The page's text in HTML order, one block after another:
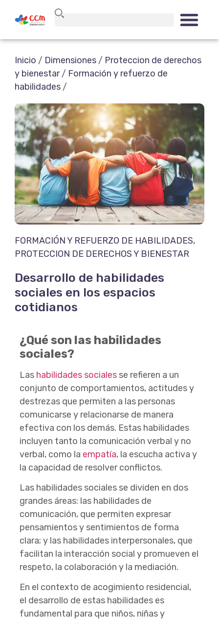
Inicio / Dimensiones / Proteccion de derechos
y bienestar/ Formación y refuerzo de
habilidades /
FORMACIÓN Y REFUERZO DE HABILIDADES,
PROTECCION DE DERECHOS Y BIENESTAR
Desarrollo de habilidades
sociales en los espacios
cotidianos
¿Qué son las habilidades
sociales?
Las habilidades sociales se refieren a un
conjunto de comportamientos, actitudes y
destrezas que permiten a las personas
comunicarse y relacionarse de manera
efectiva con los demás. Estas habilidades
incluyen tanto la comunicación verbal y no
verbal, como la empatía, la escucha activa y
la capacidad de resolver conflictos.
Las habilidades sociales se dividen en dos
grandes áreas: las habilidades de
comunicación, que permiten expresar
pensamientos y sentimientos de forma
clara; y las habilidades interpersonales, que
facilitan la interacción social y promueven el
respeto, la colaboración y la mediación.
En el contexto de acogimiento residencial,
el desarrollo de estas habilidades es
fundamental para que niños, niñas y